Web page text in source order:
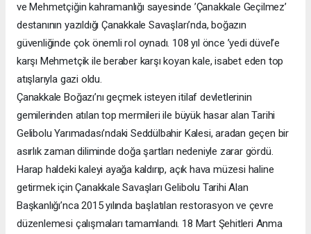
ve Mehmetçiğin kahramanlığı sayesinde ’Çanakkale Geçilmez’
destanının yazıldığı Çanakkale Savaşları’nda, boğazın
güvenliğinde çok önemli rol oynadı. 108 yıl önce ’yedi düvel’e
karşı Mehmetçik ile beraber karşı koyan kale, isabet eden top
atışlarıyla gazi oldu.
Çanakkale Boğazı’nı geçmek isteyen itilaf devletlerinin
gemilerinden atılan top mermileri ile büyük hasar alan Tarihi
Gelibolu Yarımadası’ndaki Seddülbahir Kalesi, aradan geçen bir
asırlık zaman diliminde doğa şartları nedeniyle zarar gördü.
Harap haldeki kaleyi ayağa kaldırıp, açık hava müzesi haline
getirmek için Çanakkale Savaşları Gelibolu Tarihi Alan
Başkanlığı’nca 2015 yılında başlatılan restorasyon ve çevre
düzenlemesi çalışmaları tamamlandı. 18 Mart Şehitleri Anma